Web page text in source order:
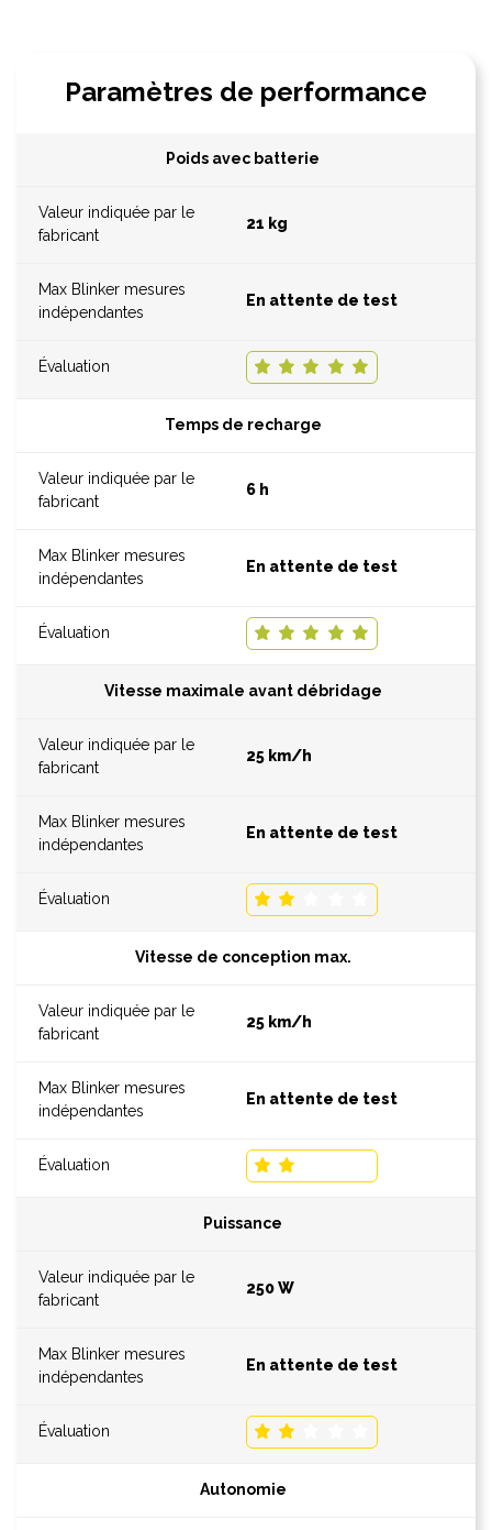
Paramètres de performance
Poids avec batterie
21 kg
En attente de test
Temps de recharge
6 h
En attente de test
Vitesse maximale avant débridage
25 km/h
En attente de test
Vitesse de conception max.
25 km/h
En attente de test
Puissance
250 W
En attente de test
Autonomie